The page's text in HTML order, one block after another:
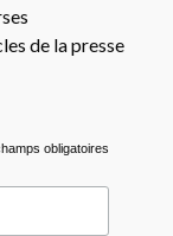
de la presse
obligatoires